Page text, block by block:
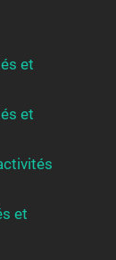
et
et
et